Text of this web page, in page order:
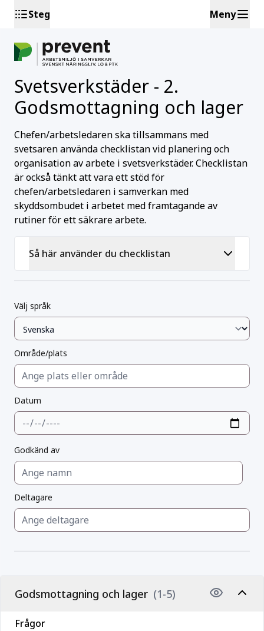
Steg Meny
Svetsverkstäder - 2.
Godsmottagning och lager
Chefen/arbetsledaren ska tillsammans med
svetsaren använda checklistan vid planering och
organisation av arbete i svetsverkstäder. Checklistan
är också tänkt att vara ett stöd för
chefen/arbetsledaren i samverkan med
skyddsombudet i arbetet med framtagande av
rutiner för ett säkrare arbete.
Så här använder du checklistan
Välj språk
Område/plats
Datum
Godkänd av
Deltagare
Godsmottagning och lager (1-5)
Frågor